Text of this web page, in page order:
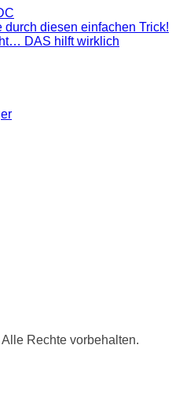
durch diesen einfachen Trick!
DAS hilft wirklich
Rechte vorbehalten.